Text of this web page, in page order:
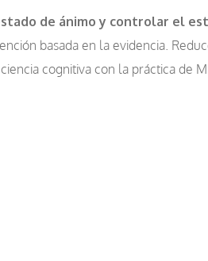
de ánimo y controlar el
basada en la evidencia.
cognitiva con la práctica de